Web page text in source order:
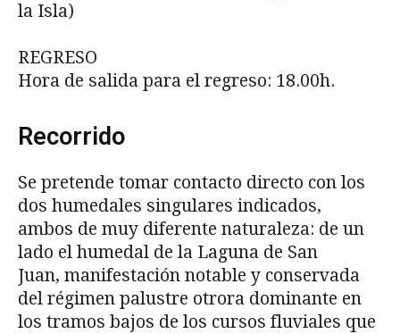
la Isla)
REGRESO
Hora de salida para el regreso: 18.00h.
Recorrido
Se pretende tomar contacto directo con los
dos humedales singulares indicados,
ambos de muy diferente naturaleza: de un
lado el humedal de la Laguna de San
Juan, manifestación notable y conservada
del régimen palustre otrora dominante en
los tramos bajos de los cursos fluviales que